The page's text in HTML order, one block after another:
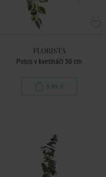
FLORISTA
Potos v kvetináči 50 cm
9,99 €